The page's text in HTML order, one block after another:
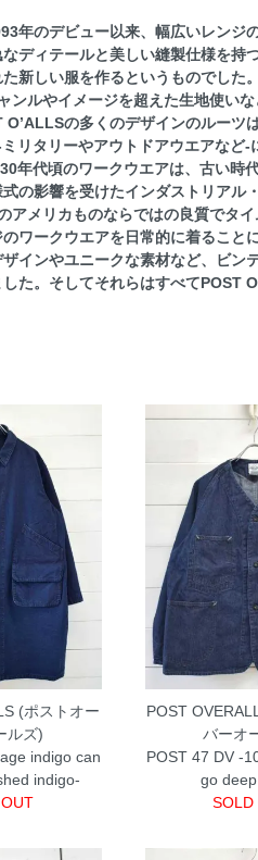
年のデビュー以来、幅広いレン
ディテールと美しい縫製仕様を
新しい服を作るというものでし
ンルやイメージを超えた生地使い
O’ALLSの多くのデザインのルーツ
リタリーやアウトドアウエアなど
年代頃のワークウエアは、古い
の影響を受けたインダストリアル
アメリカものならではの良質でタ
ワークウエアを日常的に着るこ
インやユニークな素材など、ビン
た。そしてそれらはすべてPOST
(ポストオー
ルズ)
indigo can
indigo-
POST
バーオ
POST 47 DV -
go
SOLD